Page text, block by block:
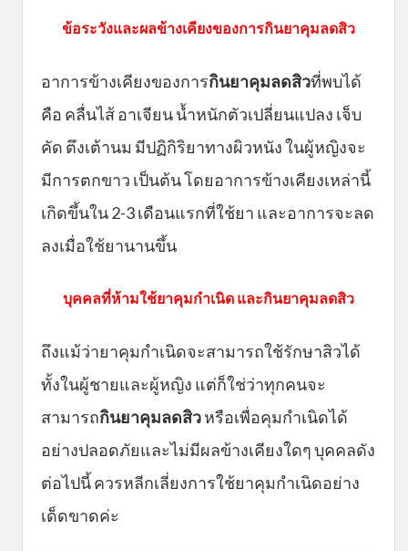
ข้อระวังและผลข้างเคียงของการกินยาคุมลดสิว
อาการข้างเคียงของการกินยาคุมลดสิวที่พบได้
คือ คลื่นไส้ อาเจียน น้ำหนักตัวเปลี่ยนแปลง เจ็บ
คัด ตึงเต้านม มีปฏิกิริยาทางผิวหนัง ในผู้หญิงจะ
มีการตกขาว เป็นต้น โดยอาการข้างเคียงเหล่านี้
เกิดขึ้นใน 2-3 เดือนแรกที่ใช้ยา และอาการจะลด
ลงเมื่อใช้ยานานขึ้น
บุคคลที่ห้ามใช้ยาคุมกำเนิด และกินยาคุมลดสิว
ถึงแม้ว่ายาคุมกำเนิดจะสามารถใช้รักษาสิวได้
ทั้งในผู้ชายและผู้หญิง แต่ก็ใช่ว่าทุกคนจะ
สามารถกินยาคุมลดสิวหรือเพื่อคุมกำเนิดได้
อย่างปลอดภัยและไม่มีผลข้างเคียงใดๆ บุคคลดัง
ต่อไปนี้ ควรหลีกเลี่ยงการใช้ยาคุมกำเนิดอย่าง
เด็ดขาดค่ะ